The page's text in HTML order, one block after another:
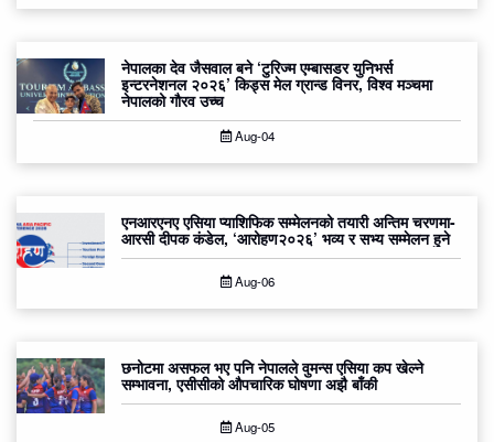
नेपालका देव जैसवाल बने ‘टुरिज्म एम्बासडर युनिभर्स
इन्टरनेशनल २०२६’ किड्स मेल ग्रान्ड विनर, विश्व मञ्चमा
नेपालको गौरव उच्च
Aug-04
एनआरएनए एसिया प्याशिफिक सम्मेलनको तयारी अन्तिम चरणमा-
आरसी दीपक कंडेल, ‘आरोहण२०२६’ भव्य र सभ्य सम्मेलन हुने
Aug-06
छनोटमा असफल भए पनि नेपालले वुमन्स एसिया कप खेल्ने
सम्भावना, एसीसीको औपचारिक घोषणा अझै बाँकी
Aug-05